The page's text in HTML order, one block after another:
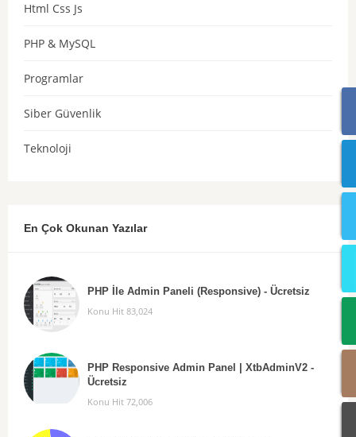
Html Css Js
PHP & MySQL
Programlar
Siber Güvenlik
Teknoloji
En Çok Okunan Yazılar
PHP İle Admin Paneli (Responsive) - Ücretsiz
Konu Hit 83,024
PHP Responsive Admin Panel | XtbAdminV2 -
Ücretsiz
Konu Hit 72,006